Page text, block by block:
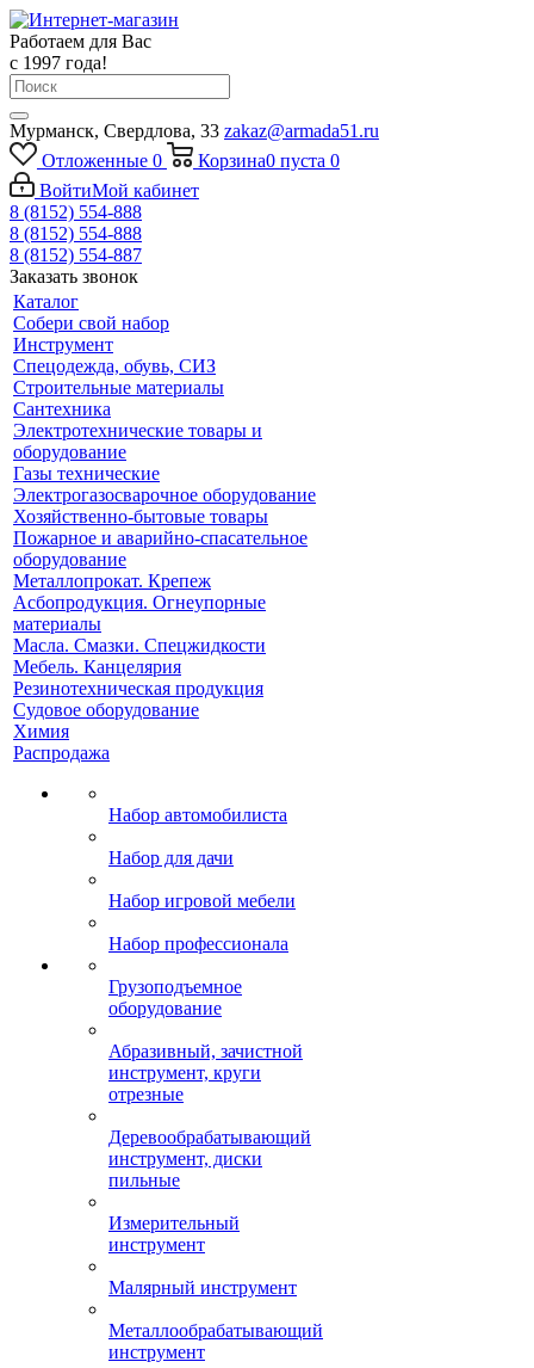
Работаем для Вас
с 1997 года!
Мурманск, Свердлова, 33 zakaz@armada51.ru
Отложенные 0 Корзина0 пуста 0
ВойтиМой кабинет
8 (8152) 554-888
8 (8152) 554-888
8 (8152) 554-887
Заказать звонок
Каталог
Собери свой набор
Инструмент
Спецодежда, обувь, СИЗ
Строительные материалы
Сантехника
Электротехнические товары и
оборудование
Газы технические
Электрогазосварочное оборудование
Хозяйственно-бытовые товары
Пожарное и аварийно-спасательное
оборудование
Металлопрокат. Крепеж
Асбопродукция. Огнеупорные
материалы
Масла. Смазки. Спецжидкости
Мебель. Канцелярия
Резинотехническая продукция
Судовое оборудование
Химия
Распродажа
Набор автомобилиста
Набор для дачи
Набор игровой мебели
Набор профессионала
Грузоподъемное
оборудование
Абразивный, зачистной
инструмент, круги
отрезные
Деревообрабатывающий
инструмент, диски
пильные
Измерительный
инструмент
Малярный инструмент
Металлообрабатывающий
инструмент